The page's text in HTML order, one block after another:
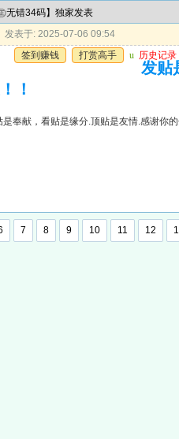
无错34码】独家发表
发表于: 2025-07-06 09:54
签到赚钱
打赏高手 u 历史记录
发贴
！
是奉献，看贴是缘分.顶贴是友情.感谢你
7 8 9 10 11 12